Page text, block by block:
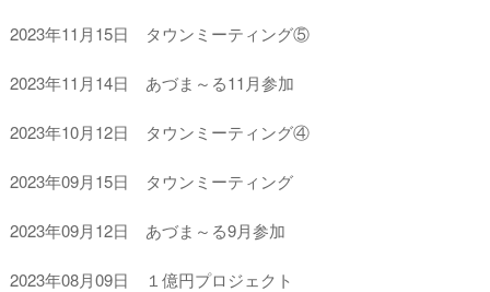
2023年11月15日 タウンミーティング⑤
2023年11月14日 あづま～る11月参加
2023年10月12日 タウンミーティング④
2023年09月15日 タウンミーティング
2023年09月12日 あづま～る9月参加
2023年08月09日 １億円プロジェクト